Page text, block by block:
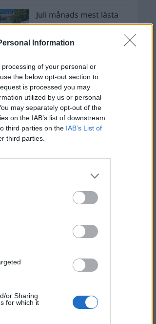
Information
of your personal or
the below opt-out section to
is processed you may
utilized by us or personal
may separately opt-out of the
on the IAB’s list of downstream
third parties on the IAB’s List of
third parties.
or Sharing
for which it
Juli månads mest lästa
bevakning av högerextremismen
PÅ PARA§RAFS NYHETSBREV
Andreas
Börje R P Carlsson
Dick Sundevall
Ebba Busch
Åkesson Kokainmålet